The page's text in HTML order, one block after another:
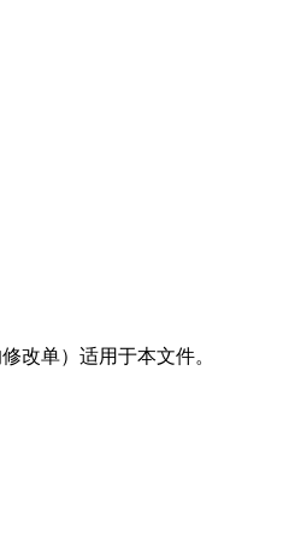
改单）适用于本文件。